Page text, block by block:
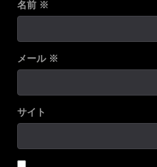
名前 ※
メール ※
サイト